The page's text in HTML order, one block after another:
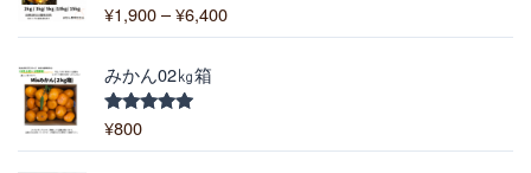
5段階中
5.00
¥1,900 –¥6,400:
0
みかん02㎏箱
5段階中
¥800